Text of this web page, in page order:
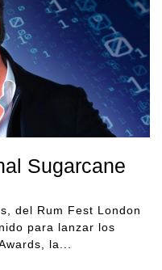
Sugarcane
del Rum Fest London
para lanzar los
la...